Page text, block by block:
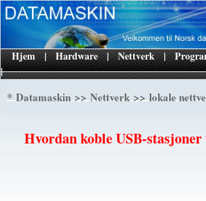
|
Hjem | Hardware | Nettverk |
*Datamaskin>>Nettverk>>lokale
Hvordan koble USB-